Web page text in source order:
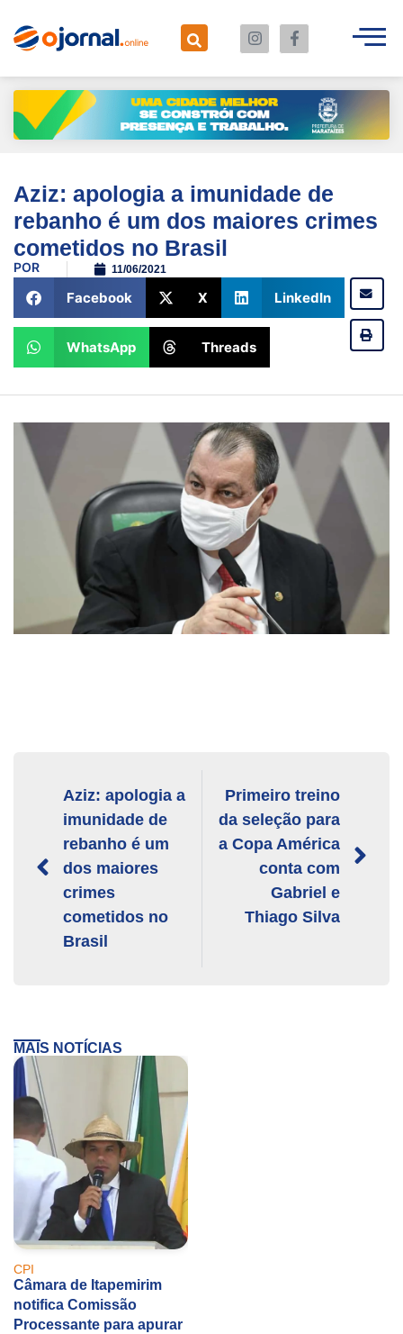
Aziz: apologia a imunidade de
rebanho é um dos maiores crimes
cometidos no Brasil
POR 11/06/2021
Facebook X LinkedIn
WhatsApp Threads
Aziz: apologia a
imunidade de
rebanho é um
dos maiores
crimes
cometidos no
Brasil
Primeiro treino
da seleção para
a Copa América
conta com
Gabriel e
Thiago Silva
MAIS NOTÍCIAS
CPI
Câmara de Itapemirim
notifica Comissão
Processante para apurar